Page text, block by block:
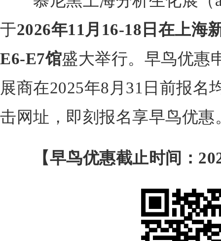
于2026年11月16-18日在上海
E6-E7馆盛大举行。早鸟优惠
展商在2025年8月31日前报名
击网址，即刻报名享早鸟优惠
【早鸟优惠截止时间：